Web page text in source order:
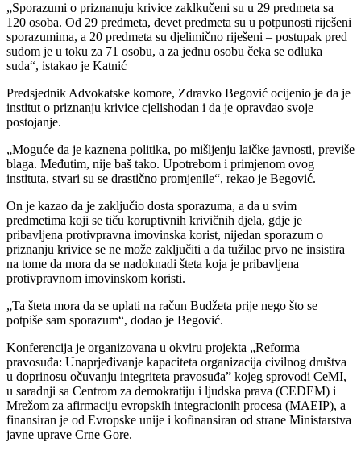
„Sporazumi o priznanuju krivice zaklkučeni su u 29 predmeta sa
120 osoba. Od 29 predmeta, devet predmeta su u potpunosti riješeni
sporazumima, a 20 predmeta su djelimično riješeni – postupak pred
sudom je u toku za 71 osobu, a za jednu osobu čeka se odluka
suda“, istakao je Katnić
Predsjednik Advokatske komore, Zdravko Begović ocijenio je da je
institut o priznanju krivice cjelishodan i da je opravdao svoje
postojanje.
„Moguće da je kaznena politika, po mišljenju laičke javnosti, previše
blaga. Međutim, nije baš tako. Upotrebom i primjenom ovog
instituta, stvari su se drastično promjenile“, rekao je Begović.
On je kazao da je zaključio dosta sporazuma, a da u svim
predmetima koji se tiču koruptivnih krivičnih djela, gdje je
pribavljena protivpravna imovinska korist, nijedan sporazum o
priznanju krivice se ne može zaključiti a da tužilac prvo ne insistira
na tome da mora da se nadoknadi šteta koja je pribavljena
protivpravnom imovinskom koristi.
„Ta šteta mora da se uplati na račun Budžeta prije nego što se
potpiše sam sporazum“, dodao je Begović.
Konferencija je organizovana u okviru projekta „Reforma
pravosuđa: Unaprjeđivanje kapaciteta organizacija civilnog društva
u doprinosu očuvanju integriteta pravosuđa” kojeg sprovodi CeMI,
u saradnji sa Centrom za demokratiju i ljudska prava (CEDEM) i
Mrežom za afirmaciju evropskih integracionih procesa (MAEIP), a
finansiran je od Evropske unije i kofinansiran od strane Ministarstva
javne uprave Crne Gore.